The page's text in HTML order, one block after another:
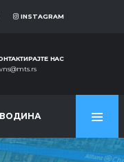
INSTAGRAM
НАС